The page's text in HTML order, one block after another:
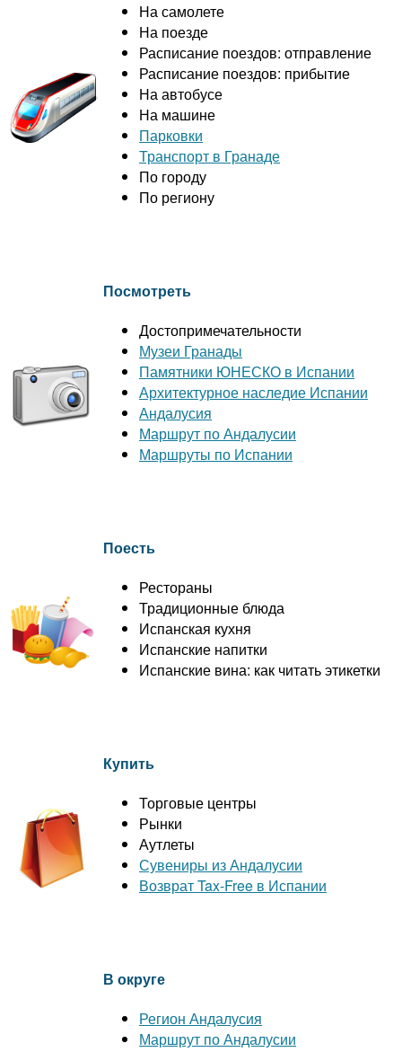
На самолете
На поезде
Расписание поездов: отправление
Расписание поездов: прибытие
На автобусе
На машине
Парковки
Транспорт в Гранаде
По городу
По региону
Посмотреть
Достопримечательности
Музеи Гранады
Памятники ЮНЕСКО в Испании
Архитектурное наследие Испании
Андалусия
Маршрут по Андалусии
Маршруты по Испании
Поесть
Рестораны
Традиционные блюда
Испанская кухня
Испанские напитки
Испанские вина: как читать этикетки
Купить
Торговые центры
Рынки
Аутлеты
Сувениры из Андалусии
Возврат Tax-Free в Испании
В округе
Регион Андалусия
Маршрут по Андалусии